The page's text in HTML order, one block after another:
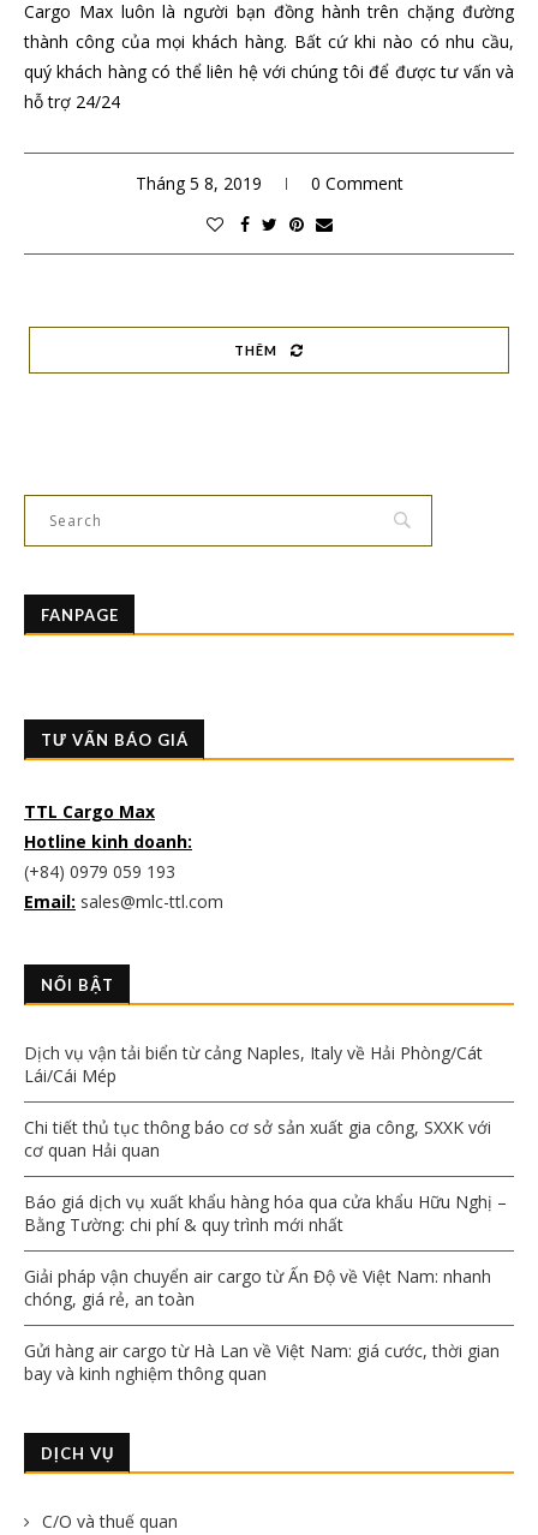
Cargo Max luôn là người bạn đồng hành trên chặng đường
thành công của mọi khách hàng. Bất cứ khi nào có nhu cầu,
quý khách hàng có thể liên hệ với chúng tôi để được tư vấn và
hỗ trợ 24/24
Tháng 5 8, 2019 0 Comment
THÊM
FANPAGE
TƯ VẤN BÁO GIÁ
TTL Cargo Max
Hotline kinh doanh:
(+84) 0979 059 193
Email: sales@mlc-ttl.com
NỔI BẬT
Dịch vụ vận tải biển từ cảng Naples, Italy về Hải Phòng/Cát
Lái/Cái Mép
Chi tiết thủ tục thông báo cơ sở sản xuất gia công, SXXK với
cơ quan Hải quan
Báo giá dịch vụ xuất khẩu hàng hóa qua cửa khẩu Hữu Nghị –
Bằng Tường: chi phí & quy trình mới nhất
Giải pháp vận chuyển air cargo từ Ấn Độ về Việt Nam: nhanh
chóng, giá rẻ, an toàn
Gửi hàng air cargo từ Hà Lan về Việt Nam: giá cước, thời gian
bay và kinh nghiệm thông quan
DỊCH VỤ
C/O và thuế quan